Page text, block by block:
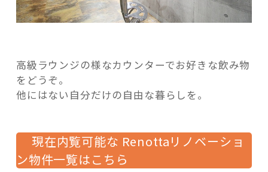
高級ラウンジの様なカウンターでお好きな飲み物
をどうぞ。
他にはない自分だけの自由な暮らしを。
現在内覧可能な Renottaリノベーショ
ン物件一覧はこちら